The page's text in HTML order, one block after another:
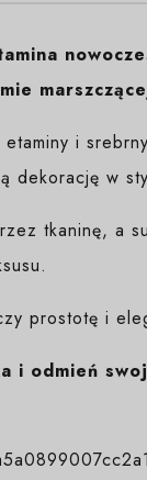
i
dekorację w
tkaninę, a
prostotę i
i odmień